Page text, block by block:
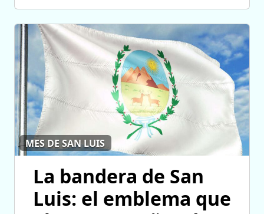
MES DE SAN LUIS
La bandera de San
Luis: el emblema que